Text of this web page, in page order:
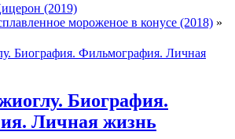
(2019)
мороженое в конусе (2018) »
Биография.
Личная жизнь